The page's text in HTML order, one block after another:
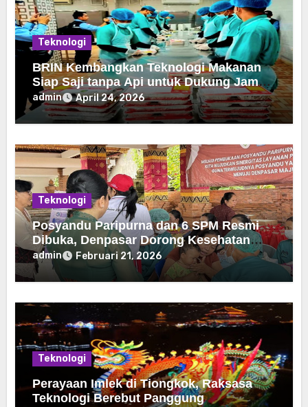
Teknologi
BRIN Kembangkan Teknologi Makanan
Siap Saji tanpa Api untuk Dukung Jamah
Haji
admin April 24, 2026
Teknologi
Posyandu Paripurna dan 6 SPM Resmi
Dibuka, Denpasar Dorong Kesehatan
Publik
admin Februari 21, 2026
Teknologi
Perayaan Imlek di Tiongkok, Raksasa
Teknologi Berebut Panggung